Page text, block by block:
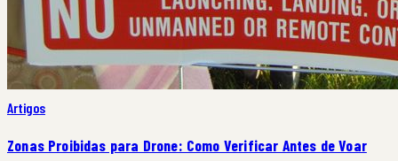
Artigos
Zonas Proibidas para Drone: Como Verificar Antes de Voar